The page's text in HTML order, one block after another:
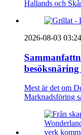
Hallands och
2026-08-03 03:24
Mest är det om
Marknadsföring